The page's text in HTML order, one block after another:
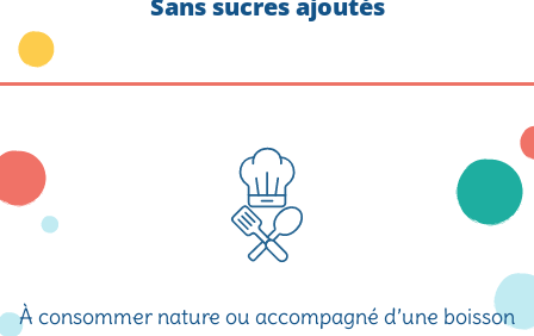
Sans sucres ajoutés
À consommer nature ou accompagné d’une boisson